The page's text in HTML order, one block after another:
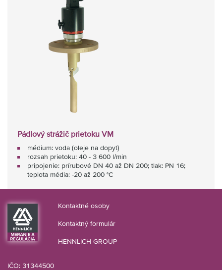
Pádlový strážič prietoku VM
médium: voda (oleje na dopyt)
rozsah prietoku: 40 - 3 600 l/min
pripojenie: prírubové DN 40 až DN 200; tlak: PN 16;
teplota média: -20 až 200 °C
Kontaktné osoby
Kontaktný formulár
HENNLICH GROUP
IČO: 31344500